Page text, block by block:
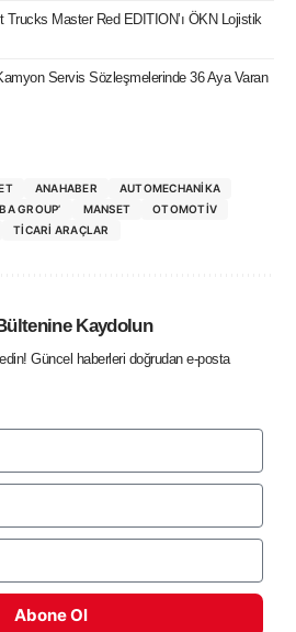
Trucks Master Red EDITION’ı ÖKN Lojistik
Servis Sözleşmelerinde 36 Aya Varan
ANAHABER
AUTOMECHANIKA
GROUP’ MANSET
OTOMOTIV
TICARI ARAÇLAR
Kaydolun
Güncel haberleri doğrudan e-posta
Abone Ol